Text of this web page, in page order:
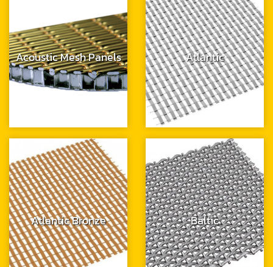
Acoustic Mesh Panels Atlantic
Atlantic Bronze Baltic